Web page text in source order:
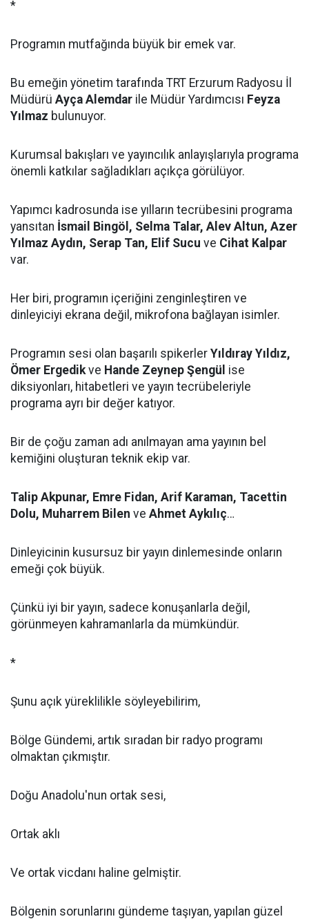
*
Programın mutfağında büyük bir emek var.
Bu emeğin yönetim tarafında TRT Erzurum Radyosu İl
Müdürü Ayça Alemdar ile Müdür Yardımcısı Feyza
Yılmaz bulunuyor.
Kurumsal bakışları ve yayıncılık anlayışlarıyla programa
önemli katkılar sağladıkları açıkça görülüyor.
Yapımcı kadrosunda ise yılların tecrübesini programa
yansıtan İsmail Bingöl, Selma Talar, Alev Altun, Azer
Yılmaz Aydın, Serap Tan, Elif Sucu ve Cihat Kalpar
var.
Her biri, programın içeriğini zenginleştiren ve
dinleyiciyi ekrana değil, mikrofona bağlayan isimler.
Programın sesi olan başarılı spikerler Yıldıray Yıldız,
Ömer Ergedikve Hande Zeynep Şengül ise
diksiyonları, hitabetleri ve yayın tecrübeleriyle
programa ayrı bir değer katıyor.
Bir de çoğu zaman adı anılmayan ama yayının bel
kemiğini oluşturan teknik ekip var.
Talip Akpunar, Emre Fidan, Arif Karaman, Tacettin
Dolu, Muharrem Bilen ve Ahmet Aykılıç…
Dinleyicinin kusursuz bir yayın dinlemesinde onların
emeği çok büyük.
Çünkü iyi bir yayın, sadece konuşanlarla değil,
görünmeyen kahramanlarla da mümkündür.
*
Şunu açık yüreklilikle söyleyebilirim,
Bölge Gündemi, artık sıradan bir radyo programı
olmaktan çıkmıştır.
Doğu Anadolu'nun ortak sesi,
Ortak aklı
Ve ortak vicdanı haline gelmiştir.
Bölgenin sorunlarını gündeme taşıyan, yapılan güzel